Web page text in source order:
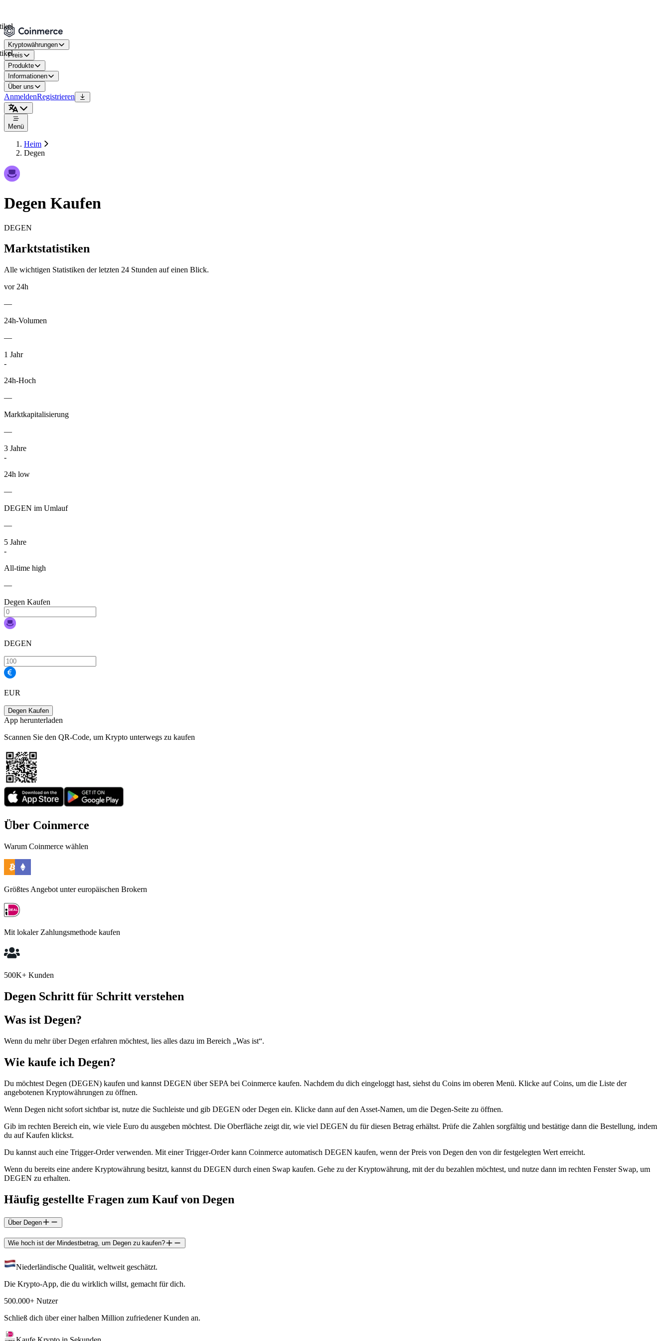
Kryptowährungen
Preis
Produkte
Informationen
Über uns
AnmeldenRegistrieren
Menü
Heim
Degen
Degen Kaufen
DEGEN
Marktstatistiken
Alle wichtigen Statistiken der letzten 24 Stunden auf einen Blick.
vor 24h
—
24h-Volumen
—
1 Jahr
-
24h-Hoch
—
Marktkapitalisierung
—
3 Jahre
-
24h low
—
DEGEN im Umlauf
—
5 Jahre
-
All-time high
—
Degen Kaufen
DEGEN
EUR
Degen Kaufen
App herunterladen
Scannen Sie den QR-Code, um Krypto unterwegs zu kaufen
Über Coinmerce
Warum Coinmerce wählen
Größtes Angebot unter europäischen Brokern
Mit lokaler Zahlungsmethode kaufen
500K+ Kunden
Degen Schritt für Schritt verstehen
Was ist Degen?
Wenn du mehr über Degen erfahren möchtest, lies alles dazu im Bereich „Was ist“.
Wie kaufe ich Degen?
Du möchtest Degen (DEGEN) kaufen und kannst DEGEN über SEPA bei Coinmerce kaufen. Nachdem du dich eingeloggt hast, siehst du Coins im oberen Menü. Klicke auf Coins, um die Liste der
angebotenen Kryptowährungen zu öffnen.
Wenn Degen nicht sofort sichtbar ist, nutze die Suchleiste und gib DEGEN oder Degen ein. Klicke dann auf den Asset-Namen, um die Degen-Seite zu öffnen.
Gib im rechten Bereich ein, wie viele Euro du ausgeben möchtest. Die Oberfläche zeigt dir, wie viel DEGEN du für diesen Betrag erhältst. Prüfe die Zahlen sorgfältig und bestätige dann die Bestellung, indem
du auf Kaufen klickst.
Du kannst auch eine Trigger-Order verwenden. Mit einer Trigger-Order kann Coinmerce automatisch DEGEN kaufen, wenn der Preis von Degen den von dir festgelegten Wert erreicht.
Wenn du bereits eine andere Kryptowährung besitzt, kannst du DEGEN durch einen Swap kaufen. Gehe zu der Kryptowährung, mit der du bezahlen möchtest, und nutze dann im rechten Fenster Swap, um
DEGEN zu erhalten.
Häufig gestellte Fragen zum Kauf von Degen
Über Degen
Wie hoch ist der Mindestbetrag, um Degen zu kaufen?
Niederländische Qualität, weltweit geschätzt.
Die Krypto-App, die du wirklich willst, gemacht für dich.
500.000+ Nutzer
Schließ dich über einer halben Million zufriedener Kunden an.